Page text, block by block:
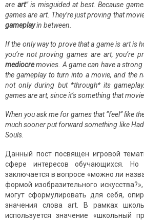
are art” is misguided at best. Because
games are art. They’re just proving that
gameplayin between.
If the only way to prove that a game is art is
you’re not proving games are art, you’re
mediocremovies. A game can have a strong
the gameplay to turn into a movie, and the
not only during but *through* its
games are art, since it’s something that
When you ask me for games that “feel” like
much sooner put forward something like
Souls.
Данный пост посвящен игровой
сфере интересов обучающихся. Но
заключается в вопросе «можно ли
формой изобразительного
могут сформулировать для себя,
значения слова art. В рамках
используется значение «школьный